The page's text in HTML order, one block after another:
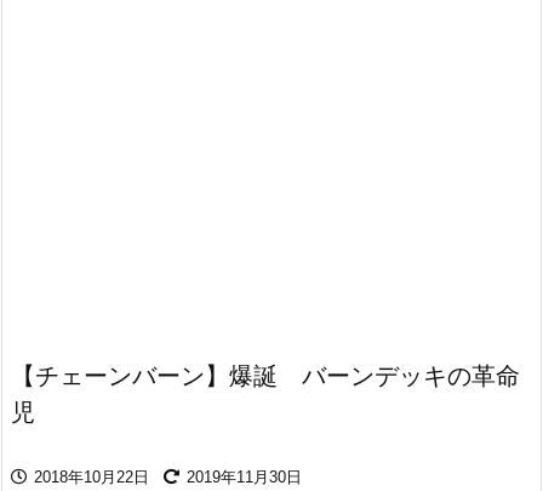
【チェーンバーン】爆誕 バーンデッキの革命
児
2018年10月22日 2019年11月30日